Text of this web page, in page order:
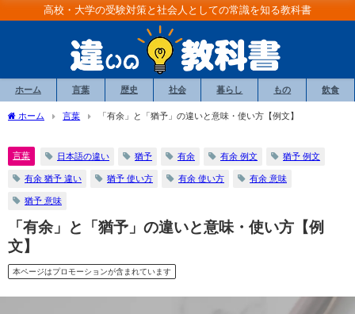
高校・大学の受験対策と社会人としての常識を知る教科書
ホーム 言葉 歴史 社会 暮らし もの 飲食
ホーム 言葉 「有余」と「猶予」の違いと意味・使い方【例文】
言葉 日本語の違い 猶予 有余 有余 例文 猶予 例文
有余 猶予 違い 猶予 使い方 有余 使い方 有余 意味
猶予 意味
「有余」と「猶予」の違いと意味・使い方【例
文】
本ページはプロモーションが含まれています